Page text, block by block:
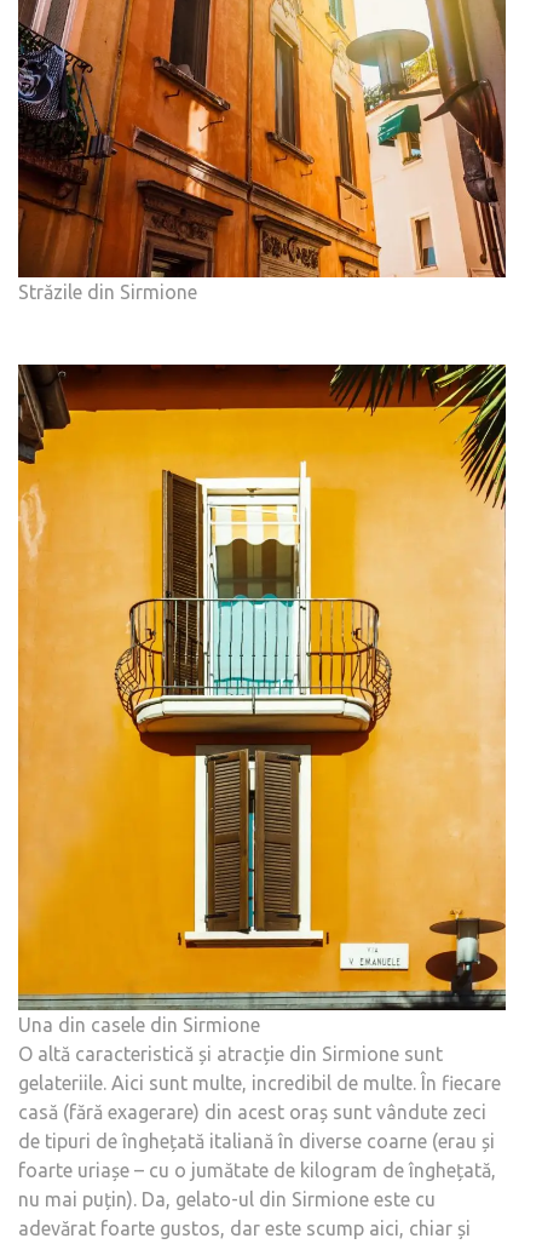
Străzile din Sirmione
Una din casele din Sirmione
O altă caracteristică și atracție din Sirmione sunt
gelateriile. Aici sunt multe, incredibil de multe. În fiecare
casă (fără exagerare) din acest oraș sunt vândute zeci
de tipuri de înghețată italiană în diverse coarne (erau și
foarte uriașe – cu o jumătate de kilogram de înghețată,
nu mai puțin). Da, gelato-ul din Sirmione este cu
adevărat foarte gustos, dar este scump aici, chiar și